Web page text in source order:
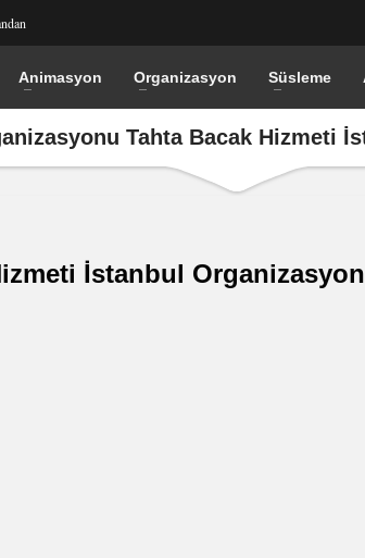
Animasyon Organizasyon Süsleme
Tahta Bacak Hizmeti
İstanbul Organizasyon